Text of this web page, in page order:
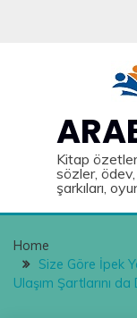
Kitap
sözler,
şarkıları,
Home
Size Göre İpek
Ulaşım Şartlarını